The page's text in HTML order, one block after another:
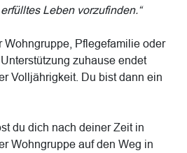
Leben vorzufinden.“
Wohngruppe, Pflegefamilie oder
zuhause endet
Volljährigkeit. Du bist dann ein
du dich nach deiner Zeit in
Wohngruppe auf den Weg in